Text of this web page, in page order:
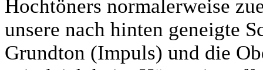
Hochtöners normalerweise
unsere nach hinten geneigte
Grundton (Impuls) und die